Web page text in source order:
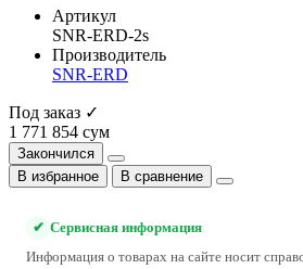
Артикул
SNR-ERD-2s
Производитель
SNR-ERD
Под заказ ✓
1 771 854 сум
Закончился
В избранное
В сравнение
✔ Сервисная информация
Информация о товарах на сайте носит